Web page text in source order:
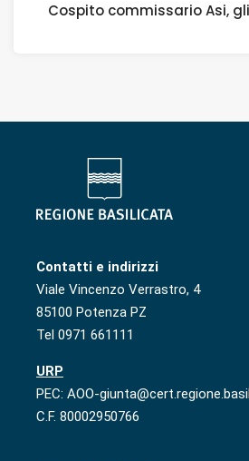
Cospito commissario Asi,
Contatti e indirizzi
Viale Vincenzo Verrastro, 4
85100 Potenza PZ
Tel 0971 661111
URP
PEC: AOO-
C.F. 80002950766